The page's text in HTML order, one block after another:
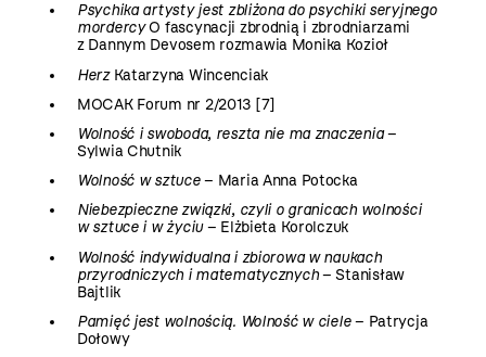
Psychika artysty jest zbliżona do psychiki seryjnego
mordercyO fascynacji zbrodnią i zbrodniarzami
z Dannym Devosem rozmawia Monika Kozioł
HerzKatarzyna Wincenciak
MOCAK Forum nr 2/2013 [7]
Wolność i swoboda, reszta nie ma znaczenia–
Sylwia Chutnik
Wolność w sztuce– Maria Anna Potocka
Niebezpieczne związki, czyli o granicach wolności
w sztuce i w życiu– Elżbieta Korolczuk
Wolność indywidualna i zbiorowa w naukach
przyrodniczych i matematycznych– Stanisław
Bajtlik
Pamięć jest wolnością. Wolność w ciele– Patrycja
Dołowy